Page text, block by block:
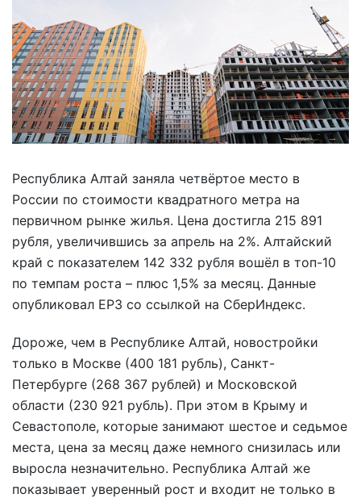
Республика Алтай заняла четвёртое место в
России по стоимости квадратного метра на
первичном рынке жилья. Цена достигла 215 891
рубля, увеличившись за апрель на 2%. Алтайский
край с показателем 142 332 рубля вошёл в топ-10
по темпам роста – плюс 1,5% за месяц. Данные
опубликовал ЕРЗ со ссылкой на СберИндекс.
Дороже, чем в Республике Алтай, новостройки
только в Москве (400 181 рубль), Санкт-
Петербурге (268 367 рублей) и Московской
области (230 921 рубль). При этом в Крыму и
Севастополе, которые занимают шестое и седьмое
места, цена за месяц даже немного снизилась или
выросла незначительно. Республика Алтай же
показывает уверенный рост и входит не только в